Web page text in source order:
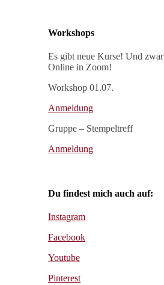
Workshops
Es gibt neue Kurse! Und zwar
Online in Zoom!
Workshop 01.07.
Anmeldung
Gruppe – Stempeltreff
Anmeldung
Du findest mich auch auf:
Instagram
Facebook
Youtube
Pinterest